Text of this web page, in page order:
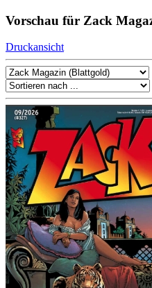
Vorschau für Zack
Druckansicht